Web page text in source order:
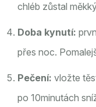
chléb zůstal
Doba kynutí:
přes noc.
Pečení: vložte
po 10minutách